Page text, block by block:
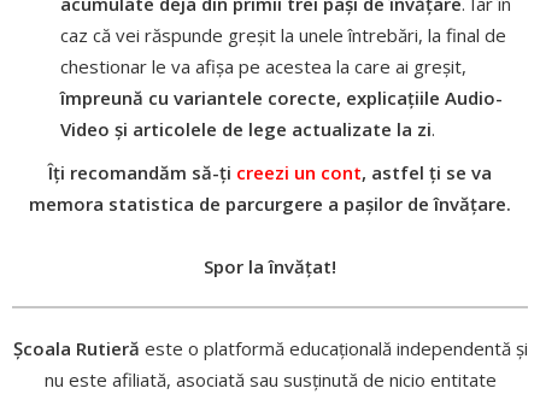
caz că vei răspunde greșit la unele întrebări, la final de
chestionar le va afișa pe acestea la care ai greșit,
împreună cu variantele corecte, explicațiile Audio-
Video și articolele de lege actualizate la zi.
Îți recomandăm să-ți creezi un cont, astfel ți se va
memora statistica de parcurgere a pașilor de învățare.
Spor la învățat!
Școala Rutieră este o platformă educațională independentă și
nu este afiliată, asociată sau susținută de nicio entitate